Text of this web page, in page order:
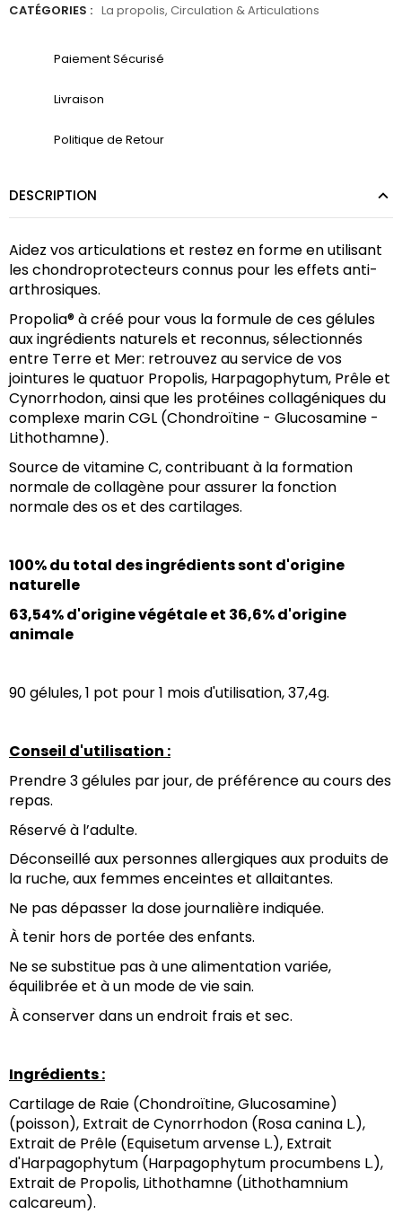
CATÉGORIES : La propolis, Circulation & Articulations
Paiement Sécurisé
Livraison
Politique de Retour
DESCRIPTION
Aidez vos articulations et restez en forme en utilisant
les chondroprotecteurs connus pour les effets anti-
arthrosiques.
Propolia® à créé pour vous la formule de ces gélules
aux ingrédients naturels et reconnus, sélectionnés
entre Terre et Mer: retrouvez au service de vos
jointures le quatuor Propolis, Harpagophytum, Prêle et
Cynorrhodon, ainsi que les protéines collagéniques du
complexe marin CGL (Chondroïtine - Glucosamine -
Lithothamne).
Source de vitamine C, contribuant à la formation
normale de collagène pour assurer la fonction
normale des os et des cartilages.
100% du total des ingrédients sont d'origine
naturelle
63,54% d'origine végétale et 36,6% d'origine
animale
90 gélules, 1 pot pour 1 mois d'utilisation, 37,4g.
Conseil d'utilisation :
Prendre 3 gélules par jour, de préférence au cours des
repas.
Réservé à l’adulte.
Déconseillé aux personnes allergiques aux produits de
la ruche, aux femmes enceintes et allaitantes.
Ne pas dépasser la dose journalière indiquée.
À tenir hors de portée des enfants.
Ne se substitue pas à une alimentation variée,
équilibrée et à un mode de vie sain.
À conserver dans un endroit frais et sec.
Ingrédients :
Cartilage de Raie (Chondroïtine, Glucosamine)
(poisson), Extrait de Cynorrhodon (Rosa canina L.),
Extrait de Prêle (Equisetum arvense L.), Extrait
d'Harpagophytum (Harpagophytum procumbens L.),
Extrait de Propolis, Lithothamne (Lithothamnium
calcareum).